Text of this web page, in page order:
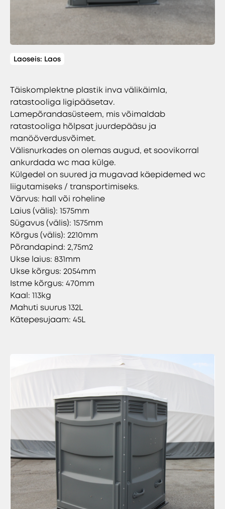
Laoseis: Laos
Täiskomplektne plastik inva välikäimla,
ratastooliga ligipääsetav.
Lamepõrandasüsteem, mis võimaldab
ratastooliga hõlpsat juurdepääsu ja
manööverdusvõimet.
Välisnurkades on olemas augud, et soovikorral
ankurdada wc maa külge.
Külgedel on suured ja mugavad käepidemed wc
liigutamiseks / transportimiseks.
Värvus: hall või roheline
Laius (välis): 1575mm
Sügavus (välis): 1575mm
Kõrgus (välis): 2210mm
Põrandapind: 2,75m2
Ukse laius: 831mm
Ukse kõrgus: 2054mm
Istme kõrgus: 470mm
Kaal: 113kg
Mahuti suurus 132L
Kätepesujaam: 45L